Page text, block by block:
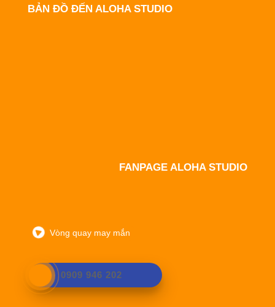
BẢN ĐỒ ĐẾN ALOHA STUDIO
FANPAGE ALOHA STUDIO
Vòng quay may mắn
0909 946 202